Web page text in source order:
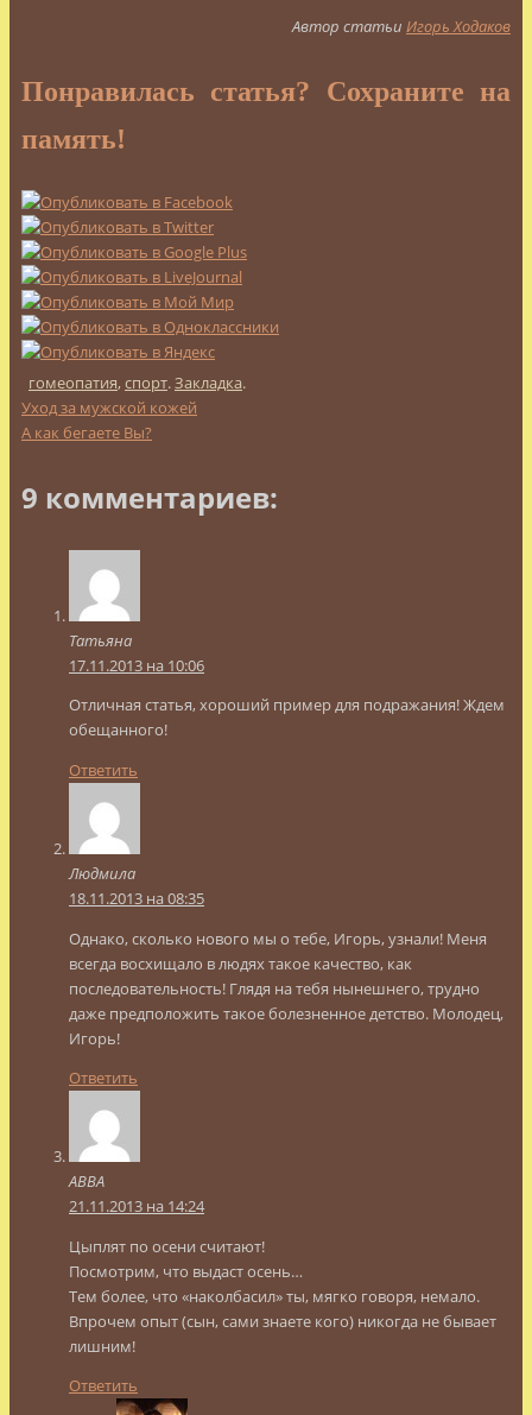
Автор статьи Игорь Ходаков
Понравилась статья? Сохраните на
память!
гомеопатия, спорт.Закладка.
Уход за мужской кожей
А как бегаете Вы?
9 комментариев:
Татьяна
17.11.2013 на 10:06
Отличная статья, хороший пример для подражания! Ждем
обещанного!
Ответить
Людмила
18.11.2013 на 08:35
Однако, сколько нового мы о тебе, Игорь, узнали! Меня
всегда восхищало в людях такое качество, как
последовательность! Глядя на тебя нынешнего, трудно
даже предположить такое болезненное детство. Молодец,
Игорь!
Ответить
АВВА
21.11.2013 на 14:24
Цыплят по осени считают!
Посмотрим, что выдаст осень…
Тем более, что «наколбасил» ты, мягко говоря, немало.
Впрочем опыт (сын, сами знаете кого) никогда не бывает
лишним!
Ответить